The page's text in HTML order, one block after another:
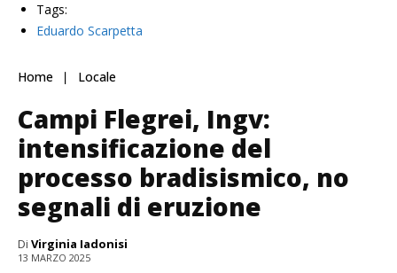
Tags:
Eduardo Scarpetta
Home Locale
Campi Flegrei, Ingv:
intensificazione del
processo bradisismico, no
segnali di eruzione
Di Virginia Iadonisi
13 MARZO 2025